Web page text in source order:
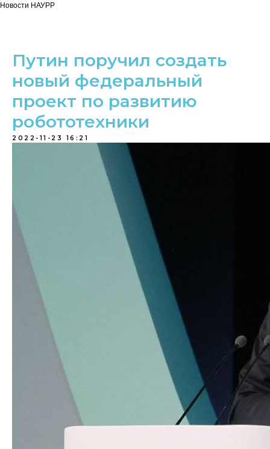
Новости НАУРР
Путин поручил создать
новый федеральный
проект по развитию
робототехники
2022-11-23 16:21